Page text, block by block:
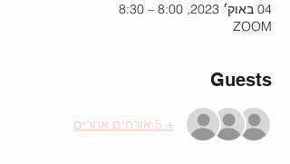
04 באוק׳ 2023, 8:00 – 8:30
ZOOM
Guests
+ 5 אורחים אחרים